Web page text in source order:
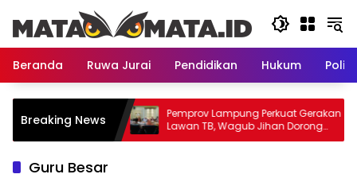
konten
Beranda
Ruwa Jurai Pendidikan Hukum
Breaking News
Dimulai, Akses
Makin
Pemprov Lampung Perkuat Gerakan
Lawan TB, Wagub Jihan Dorong
Penemuan Kasus Lebih Cepat dan
Guru Besar